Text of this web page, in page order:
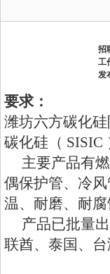
招
工
发
要求：
潍坊六方碳化
碳化硅（ SISIC
主要产品有燃
偶保护管、冷
温、耐磨、耐
产品已批量出
联酋、泰国、台